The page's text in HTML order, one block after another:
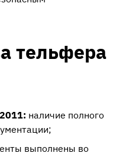
тельфера
наличие полного
выполнены во